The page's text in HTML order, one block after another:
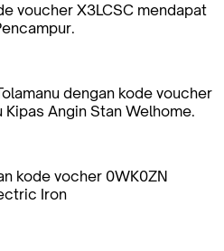
voucher X3LCSC mendapat
dengan kode voucher
Angin Stan Welhome.
kode vocher 0WK0ZN
Iron